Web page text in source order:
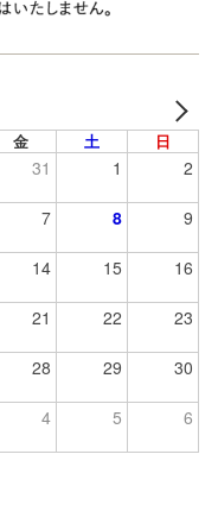
金 土 日
31 1 2
7 8 9
14 15 16
21 22 23
28 29 30
4 5 6